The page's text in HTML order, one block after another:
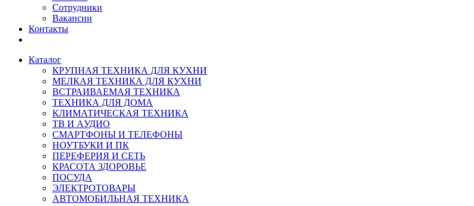
Сотрудники
Вакансии
Контакты
Каталог
КРУПНАЯ ТЕХНИКА ДЛЯ КУХНИ
МЕЛКАЯ ТЕХНИКА ДЛЯ КУХНИ
ВСТРАИВАЕМАЯ ТЕХНИКА
ТЕХНИКА ДЛЯ ДОМА
КЛИМАТИЧЕСКАЯ ТЕХНИКА
ТВ И AУДИО
СМАРТФОНЫ И ТЕЛЕФОНЫ
НОУТБУКИ И ПК
ПЕРЕФЕРИЯ И СЕТЬ
КРАСОТА ЗДОРОВЬЕ
ПОСУДА
ЭЛЕКТРОТОВАРЫ
АВТОМОБИЛЬНАЯ ТЕХНИКА